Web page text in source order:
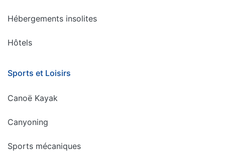
Hébergements insolites
Hôtels
Sports et Loisirs
Canoë Kayak
Canyoning
Sports mécaniques